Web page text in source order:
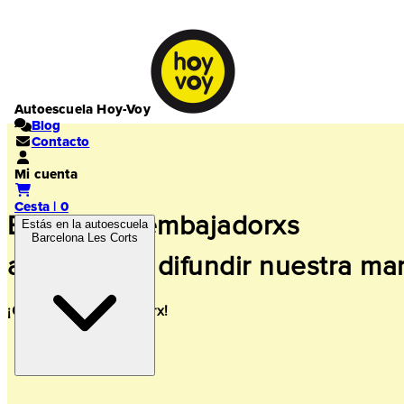
Autoescuela Hoy-Voy
Blog
Contacto
Mi cuenta
Cesta | 0
Estás en la autoescuela
Barcelona Les Corts
Buscamos embajadorxs
ayúdanos a difundir nuestra
¡Quiero ser embajadorx!